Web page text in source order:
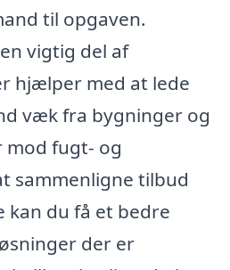
til opgaven.
vigtig del af
hjælper med at lede
væk fra bygninger og
mod fugt- og
sammenligne tilbud
du få et bedre
der er